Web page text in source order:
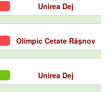
Unirea Dej
Olimpic Cetate Râşnov
Unirea Dej